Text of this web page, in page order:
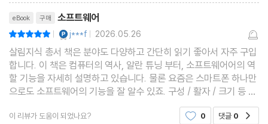
eBook 구매 소프트웨어
| j***f | 2026.05.26
살림지식 총서 책은 분야도 다양하고 간단히 읽기 좋아서 자주 구입
합니다. 이 책은 컴퓨터의 역사, 알란 튜닝 부터, 소프트웨어어의 역
할 기능을 자세히 설명하고 있습니다. 물론 요즘은 스마트폰 하나만
으로도 소프트웨어의 기능을 잘 알수 있죠. 구성 / 활자 / 크기 등 잘
맞고, 오탈자 없이 재미잇게 읽고 있습니다. 본 책은 전문 서적이 아
니라 우리의 교양지식을 넓히는 목적으로
이 리뷰가 도움이 되었나요? 0 댓글 0